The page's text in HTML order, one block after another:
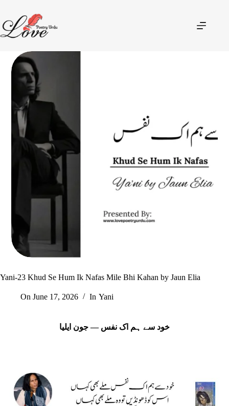
Yani-23 Khud Se Hum Ik Nafas Mile Bhi Kahan by Jaun Elia
On June 17, 2026 In Yani
خود سے ہم اک نفس — جون ایلیا